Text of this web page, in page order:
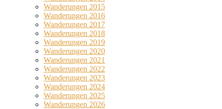
Wanderungen 2015
Wanderungen 2016
Wanderungen 2017
Wanderungen 2018
Wanderungen 2019
Wanderungen 2020
Wanderungen 2021
Wanderungen 2022
Wanderungen 2023
Wanderungen 2024
Wanderungen 2025
Wanderungen 2026